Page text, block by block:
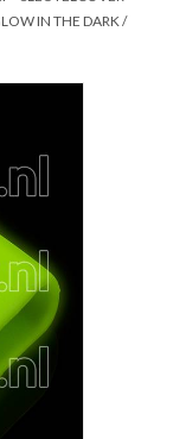
IN THE DARK /